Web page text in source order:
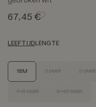
67,45 €
LEEFTIJDLENGTE
M
a
18M 2 JAAR 3 JAAR
7-8 JAAR
9-10 JAAR